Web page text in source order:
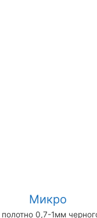
Микро
0,7-1мм